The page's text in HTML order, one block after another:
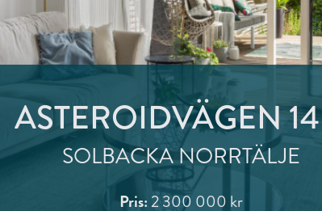
ASTEROIDVÄGEN
SOLBACKA NORRTÄLJE
Pris:2 300 000 kr